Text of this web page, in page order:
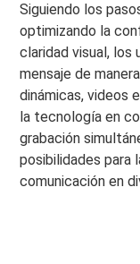
Siguiendo los
optimizando la
claridad visual, los
mensaje de
dinámicas, videos
la tecnología en
grabación
posibilidades para
comunicación en